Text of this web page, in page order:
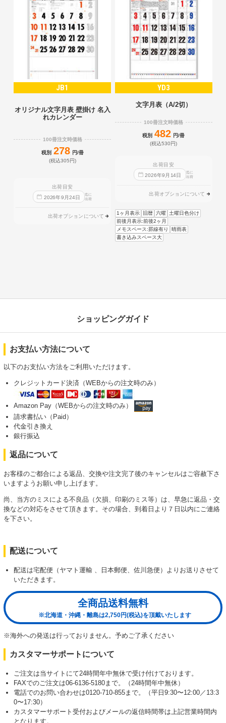
JB1
オリジナル文字月表 壁掛け 名入
れカレンダー
100冊注文時価格
税別 278 円/冊
(税込305円)
出荷目安
2026年9 月24日
迄に
出荷
出荷オプションについて
YD3
文字月表（A/2切）
100冊注文時価格
税別 482 円/冊
(税込530円)
出荷目安
2026年9 月 14日
迄に
出荷
出荷オプションについて
1ヶ月表示 旧暦 六曜
土曜日色分け
前後月表示:前後2ヶ月
メモスペース:罫線有り
晴雨表
書き込みスペース大
ショッピングガイド
お支払い方法について
以下のお支払い方法をご利用いただけます。
クレジットカード決済（WEBからの注文時のみ）
Amazon Pay（WEBからの注文時のみ）
請求書払い（Paid）
代金引き換え
銀行振込
返品について
お客様のご都合による返品、交換や注文完了後のキャンセルはご容赦下さ
いますようお願い申し上げます。
尚、当方のミスによる不良品（欠損、印刷のミス等）は、早急に返品・交
換などの対応をさせて頂きます。その場合、到着日より７日以内にご連絡
を下さい。
配送について
配送は宅配便（ヤマト運輸 、日本郵便、佐川急便）よりお送りさせて
いただきます。
全商品送料無料
※北海道・沖縄・離島は2,750円(税込)を頂戴いたします
※海外への発送は行っておりません。予めご了承ください
カスタマーサポートについて
ご注文は当サイトにて24時間年中無休で受け付けております。
FAXでのご注文は06-6136-5180まで。（24時間年中無休）
電話でのお問い合わせは0120-710-855まで。（平日9:30〜12:00／13:3
0〜17:30）
カスタマーサポート受付およびメールの返信時間帯は上記営業時間内
となります。